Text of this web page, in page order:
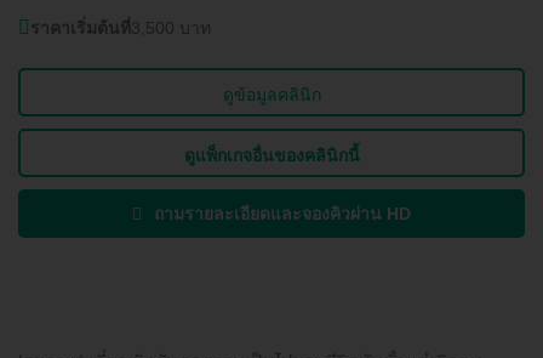
ราคาเริ่มต้นที่3,500 บาท
ดูข้อมูลคลินิก
ดูแพ็กเกจอื่นของคลินิกนี้
ถามรายละเอียดและจองคิวผ่าน HD